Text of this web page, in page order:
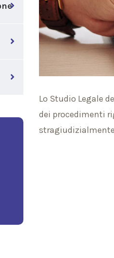
Lo Studio Legale
dei procedimenti